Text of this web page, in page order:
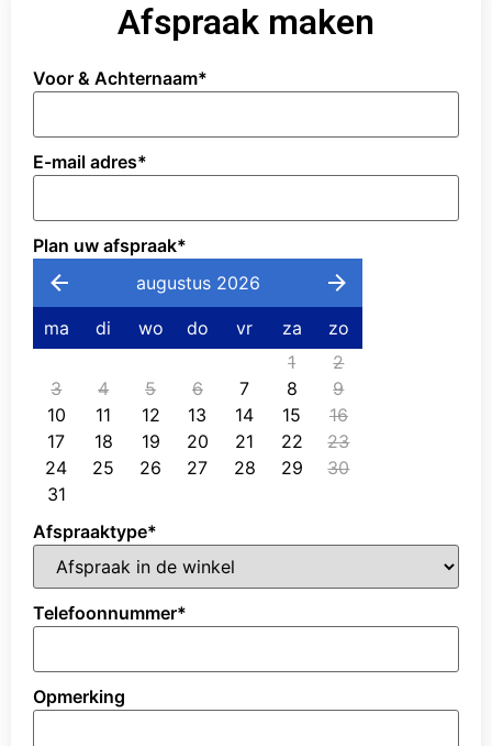
Afspraak maken
Voor & Achternaam*
E-mail adres*
Plan uw afspraak*
augustus 2026
ma di wo do vr za
zo
1
2
3
4 5 6 7 8
9
10
11 12 13 14 15
16
17
18 19 20 21 22
23
24
25 26 27 28 29
30
31
Afspraaktype*
Telefoonnummer*
Opmerking